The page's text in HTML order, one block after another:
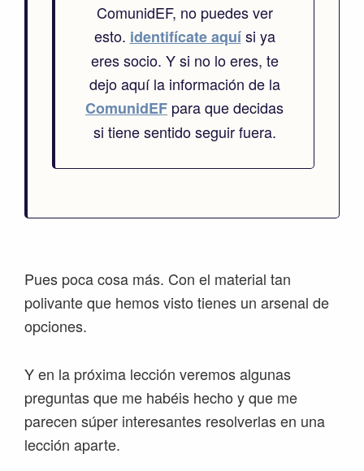
ComunidEF, no puedes ver
esto. identifícate aquísi ya
eres socio. Y si no lo eres, te
dejo aquí la información de la
ComunidEF para que decidas
si tiene sentido seguir fuera.
Pues poca cosa más. Con el material tan
polivante que hemos visto tienes un arsenal de
opciones.
Y en la próxima lección veremos algunas
preguntas que me habéis hecho y que me
parecen súper interesantes resolverlas en una
lección aparte.